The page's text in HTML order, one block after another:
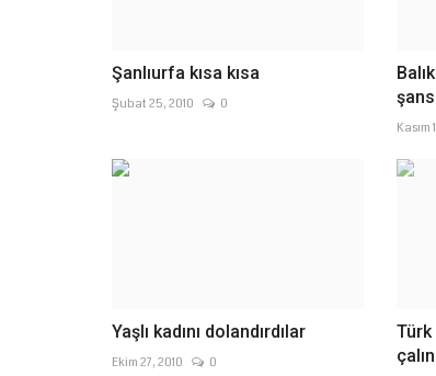
Şanlıurfa kısa kısa
Şubat 25, 2010 0
Kasım
Yaşlı kadını dolandırdılar
Ekim 27, 2010 0